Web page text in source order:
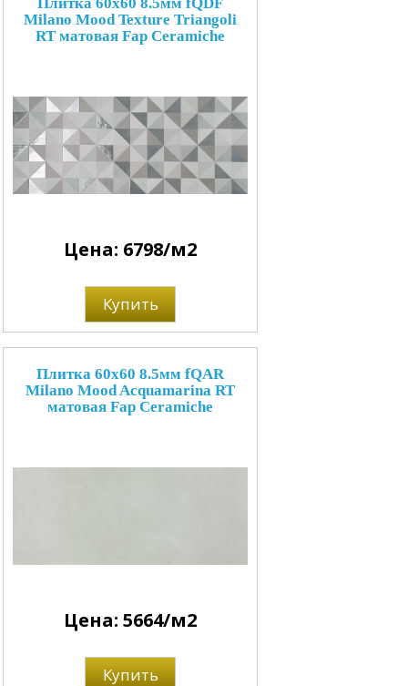
Milano Mood Texture Triangoli
RT матовая Fap Ceramiche
Цена: 6798/м2
Купить
Плитка 60x60 8.5мм fQAR
Milano Mood Acquamarina RT
матовая Fap Ceramiche
Цена: 5664/м2
Купить